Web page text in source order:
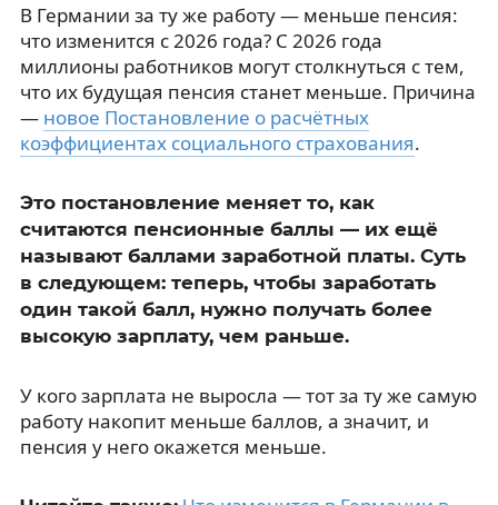
В Германии за ту же работу — меньше пенсия:
что изменится с 2026 года? С 2026 года
миллионы работников могут столкнуться с тем,
что их будущая пенсия станет меньше. Причина
— новое Постановление о расчётных
коэффициентах социального страхования.
Это постановление меняет то, как
считаются пенсионные баллы — их ещё
называют баллами заработной платы. Суть
в следующем: теперь, чтобы заработать
один такой балл, нужно получать более
высокую зарплату, чем раньше.
У кого зарплата не выросла — тот за ту же самую
работу накопит меньше баллов, а значит, и
пенсия у него окажется меньше.